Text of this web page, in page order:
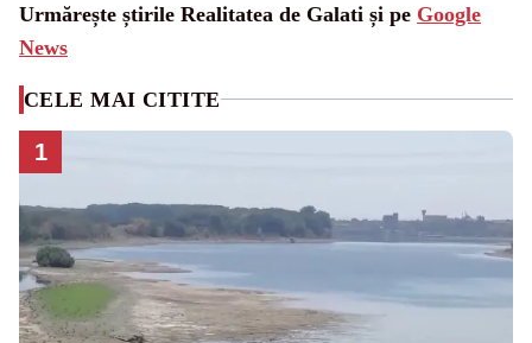
Urmărește știrile Realitatea de Galati și pe Google
News
CELE MAI CITITE
1